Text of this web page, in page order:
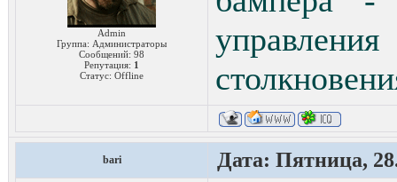
Admin
Группа: Администраторы
Сообщений: 98
Репутация: 1
Статус: Offline
bari Дата: Пятница,